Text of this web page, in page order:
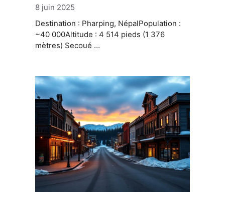
8 juin 2025
Destination : Pharping, NépalPopulation :
~40 000Altitude : 4 514 pieds (1 376
mètres) Secoué …